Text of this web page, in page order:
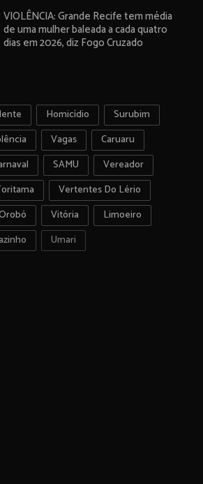
VIOLÊNCIA: Grande Recife tem média
de uma mulher baleada a cada quatro
dias em 2026, diz Fogo Cruzado
Homicídio
Surubim
Vagas
Caruaru
SAMU
Vereador
Vertentes Do Lério
Vitória
Limoeiro
Umari